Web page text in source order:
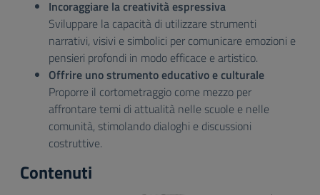
Incoraggiare la creatività espressiva
Sviluppare la capacità di utilizzare strumenti
narrativi, visivi e simbolici per comunicare emozioni e
pensieri profondi in modo efficace e artistico.
Offrire uno strumento educativo e culturale
Proporre il cortometraggio come mezzo per
affrontare temi di attualità nelle scuole e nelle
comunità, stimolando dialoghi e discussioni
costruttive.
Contenuti